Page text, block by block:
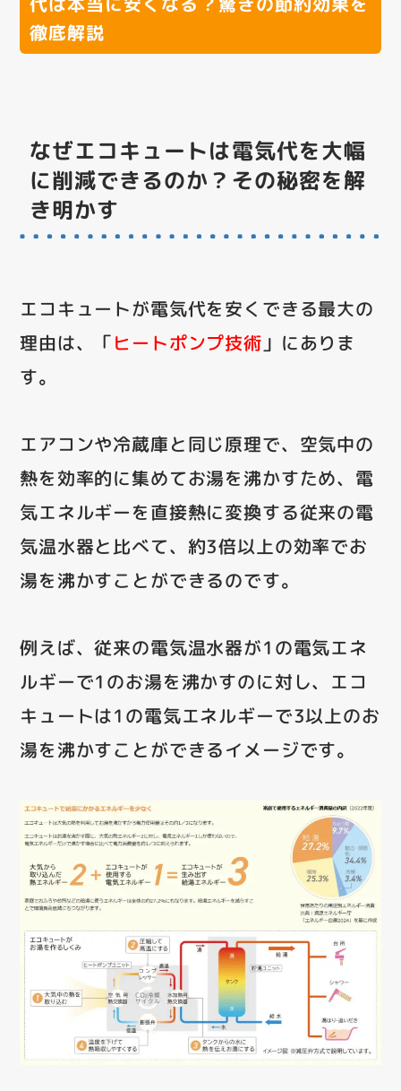
徹底解説
なぜエコキュートは電気代を大幅
に削減できるのか？その秘密を解
き明かす
エコキュートが電気代を安くできる最大の
理由は、「ヒートポンプ技術 」にありま
す。
エアコンや冷蔵庫と同じ原理で、空気中の
熱を効率的に集めてお湯を沸かすため、電
気エネルギーを直接熱に変換する従来の電
気温水器と比べて、約3倍以上の効率でお
湯を沸かすことができるのです。
例えば、従来の電気温水器が1の電気エネ
ルギーで1のお湯を沸かすのに対し、エコ
キュートは1の電気エネルギーで3以上のお
湯を沸かすことができるイメージです。